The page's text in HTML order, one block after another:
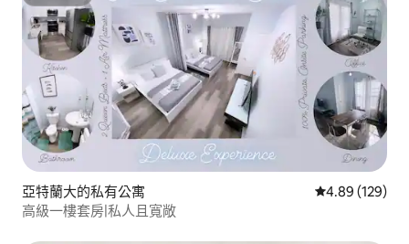
亞特蘭大的私有公寓 從 129 則評價
4.89 (129)
高級一樓套房|私人且寬敞